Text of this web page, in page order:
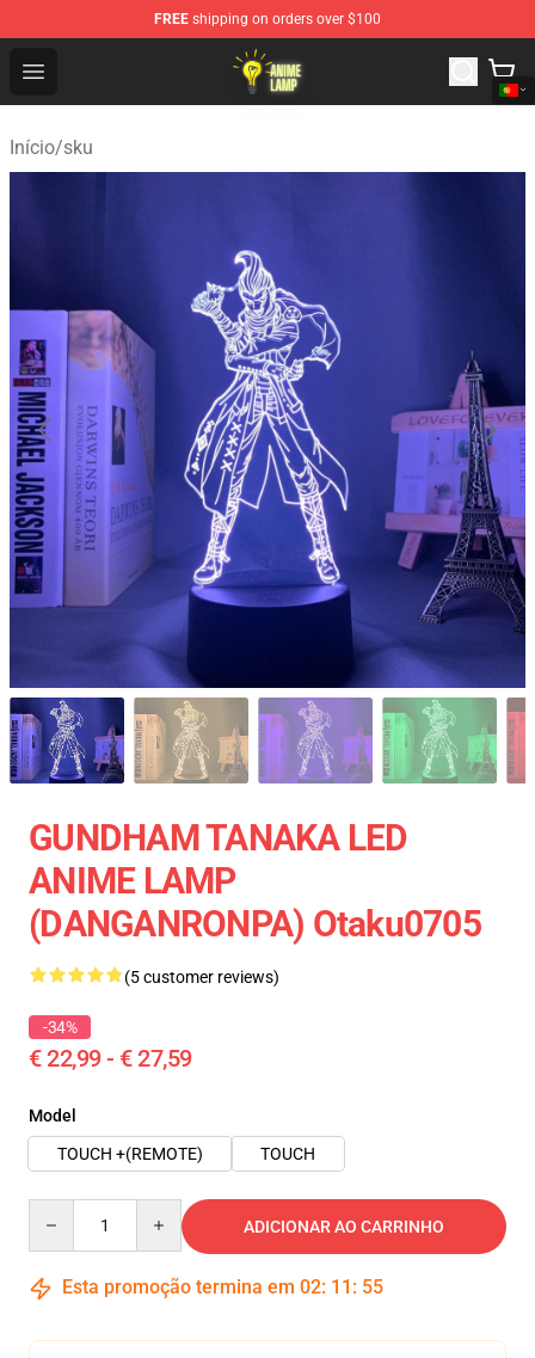
FREE shipping on orders over $100
Open menu
Anime Lamp Shop - The Best Store of Anime Lamp
Início/sku
GUNDHAM TANAKA LED
ANIME LAMP
(DANGANRONPA) Otaku0705
(5 customer reviews)
-34%
€ 22,99 - € 27,59
Model
TOUCH +(REMOTE)
TOUCH
ADICIONAR AO CARRINHO
Esta promoção termina em 02: 11 : 54